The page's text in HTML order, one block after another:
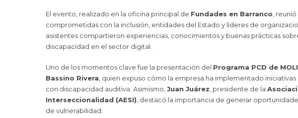
El evento, realizado en la oficina principal de Fundades en Barranco ,
comprometidas con la inclusión, entidades del Estado y líderes de
asistentes compartieron experiencias, conocimientos y buenas prácticas
discapacidad en el sector digital.
Uno de los momentos clave fue la presentación del Programa PCD de
Bassino Rivera , quien expuso cómo la empresa ha implementado
con discapacidad auditiva. Asimismo, Juan Juárez , presidente de la
Interseccionalidad (AESI) , destacó la importancia de generar
de vulnerabilidad.